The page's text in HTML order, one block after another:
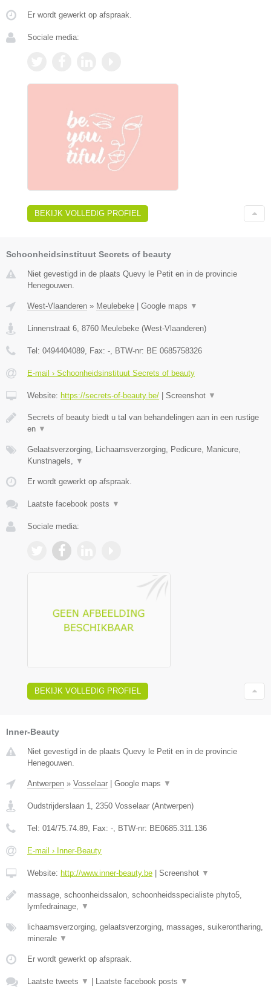
Er wordt gewerkt op afspraak.
Sociale media:
BEKIJK VOLLEDIG PROFIEL
Schoonheidsinstituut Secrets of beauty
Niet gevestigd in de plaats Quevy le Petit en in de provincie
Henegouwen.
West-Vlaanderen » Meulebeke | Google maps ▼
Linnenstraat 6 8760 Meulebeke (West-Vlaanderen)
Tel: 0494404089 , Fax: - , BTW-nr: BE 0685758326
E-mail › Schoonheidsinstituut Secrets of beauty
Website: https://secrets-of-beauty.be/ | Screenshot ▼
Secrets of beauty biedt u tal van behandelingen aan in een rustige
en ▼
Gelaatsverzorging, Lichaamsverzorging, Pedicure, Manicure,
Kunstnagels,
▼
Er wordt gewerkt op afspraak.
Laatste facebook posts ▼
Sociale media:
BEKIJK VOLLEDIG PROFIEL
Inner-Beauty
Niet gevestigd in de plaats Quevy le Petit en in de provincie
Henegouwen.
Antwerpen » Vosselaar Google maps ▼
Oudstrijderslaan 1, 2350 Vosselaar (Antwerpen)
Tel: 014/75.74.89, Fax: -, BTW-nr: BE0685.311.136
E-mail › Inner-Beauty
Website: http://www.inner-beauty.be Screenshot ▼
massage, schoonheidssalon, schoonheidsspecialiste phyto5,
lymfedrainage, ▼
lichaamsverzorging, gelaatsverzorging, massages, suikerontharing,
minerale ▼
Er wordt gewerkt op afspraak.
Laatste tweets ▼ Laatste facebook posts ▼